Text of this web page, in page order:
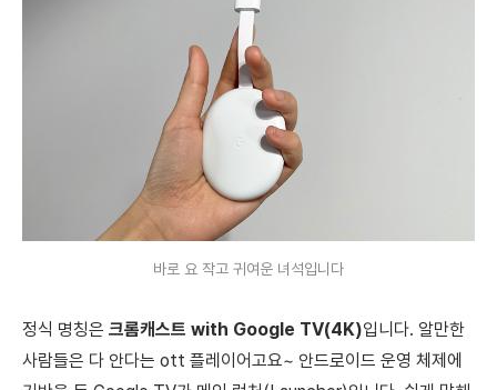
바로 요 작고 귀여운 녀석입니다
정식 명칭은 크롬캐스트 with Google TV(4K)입니다. 알만한
사람들은 다 안다는 ott 플레이어고요~ 안드로이드 운영 체제에